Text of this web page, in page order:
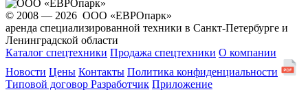
© 2008 — 2026 ООО «ЕВРОпарк»
аренда специализированной техники в Санкт-Петербурге и
Ленинградской области
Каталог спецтехники Продажа спецтехники О компании
Новости Цены Контакты Политика конфиденциальности
Типовой договор Разработчик Приложение